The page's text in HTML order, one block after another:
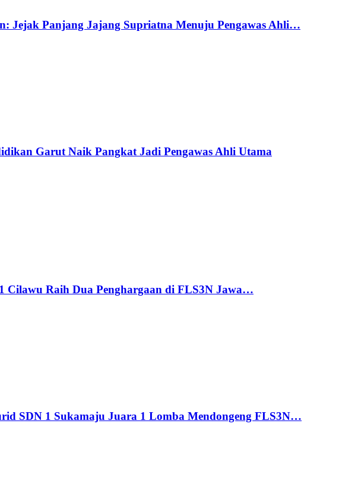
Jejak Panjang Jajang Supriatna Menuju Pengawas Ahli…
Garut Naik Pangkat Jadi Pengawas Ahli Utama
Cilawu Raih Dua Penghargaan di FLS3N Jawa…
SDN 1 Sukamaju Juara 1 Lomba Mendongeng FLS3N…